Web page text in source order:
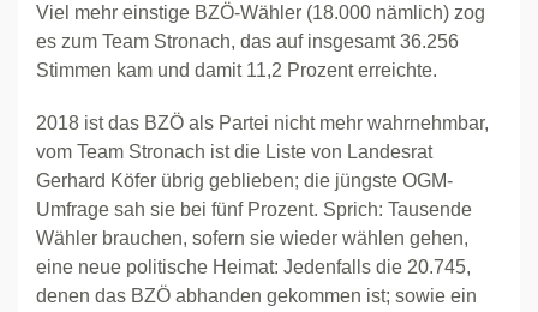
Viel mehr einstige BZÖ-Wähler (18.000 nämlich) zog
es zum Team Stronach, das auf insgesamt 36.256
Stimmen kam und damit 11,2 Prozent erreichte.
2018 ist das BZÖ als Partei nicht mehr wahrnehmbar,
vom Team Stronach ist die Liste von Landesrat
Gerhard Köfer übrig geblieben; die jüngste OGM-
Umfrage sah sie bei fünf Prozent. Sprich: Tausende
Wähler brauchen, sofern sie wieder wählen gehen,
eine neue politische Heimat: Jedenfalls die 20.745,
denen das BZÖ abhanden gekommen ist; sowie ein